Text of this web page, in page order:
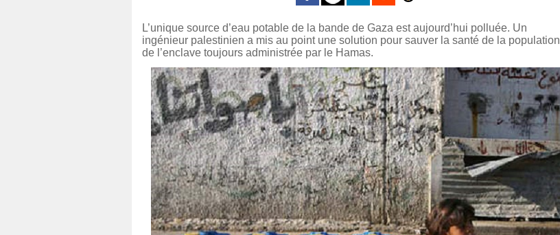
L’unique source d’eau potable de la bande de Gaza est aujourd’hui polluée. Un
ingénieur palestinien a mis au point une solution pour sauver la santé de la population
de l’enclave toujours administrée par le Hamas.